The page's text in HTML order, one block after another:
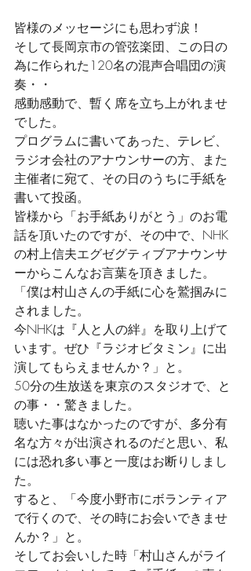
皆様のメッセージにも思わず涙！
そして長岡京市の管弦楽団、この日の
為に作られた120名の混声合唱団の演
奏・・
感動感動で、暫く席を立ち上がれませ
でした。
プログラムに書いてあった、テレビ、
ラジオ会社のアナウンサーの方、また
主催者に宛て、その日のうちに手紙を
書いて投函。
皆様から「お手紙ありがとう」のお電
話を頂いたのですが、その中で、NHK
の村上信夫エグゼグティブアナウンサ
ーからこんなお言葉を頂きました。
「僕は村山さんの手紙に心を鷲掴みに
されました。
今NHKは『人と人の絆』を取り上げて
います。ぜひ『ラジオビタミン』に出
演してもらえませんか？」と。
50分の生放送を東京のスタジオで、と
の事・・驚きました。
聴いた事はなかったのですが、多分有
名な方々が出演されるのだと思い、私
には恐れ多い事と一度はお断りしまし
た。
すると、「今度小野市にボランティア
で行くので、その時にお会いできませ
んか？」と。
そしてお会いした時「村山さんがライ